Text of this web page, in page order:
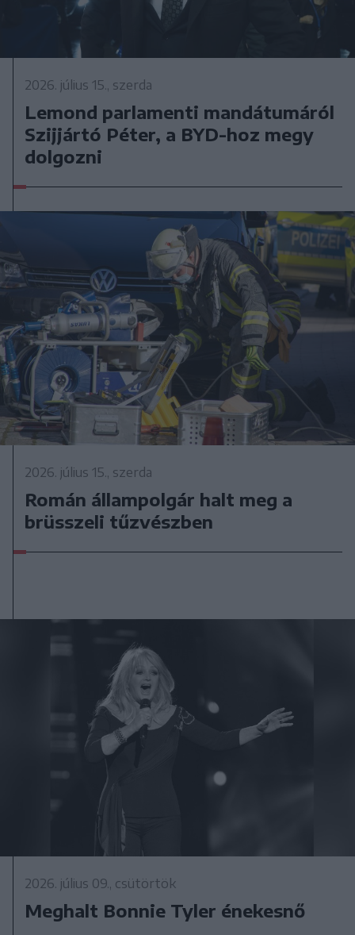
2026. július 15., szerda
Lemond parlamenti mandátumáról
Szijjártó Péter, a BYD-hoz megy
dolgozni
2026. július 15., szerda
Román állampolgár halt meg a
brüsszeli tűzvészben
2026. július 09., csütörtök
Meghalt Bonnie Tyler énekesnő